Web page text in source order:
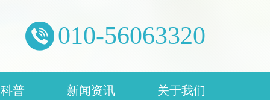
010-56063320
普 新闻资讯 关于我们